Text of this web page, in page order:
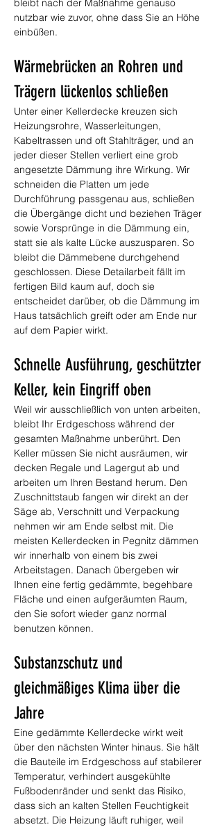
bleibt nach der Maßnahme genauso
nutzbar wie zuvor, ohne dass Sie an Höhe
einbüßen.
Wärmebrücken an Rohren und
Trägern lückenlos schließen
Unter einer Kellerdecke kreuzen sich
Heizungsrohre, Wasserleitungen,
Kabeltrassen und oft Stahlträger, und an
jeder dieser Stellen verliert eine grob
angesetzte Dämmung ihre Wirkung. Wir
schneiden die Platten um jede
Durchführung passgenau aus, schließen
die Übergänge dicht und beziehen Träger
sowie Vorsprünge in die Dämmung ein,
statt sie als kalte Lücke auszusparen. So
bleibt die Dämmebene durchgehend
geschlossen. Diese Detailarbeit fällt im
fertigen Bild kaum auf, doch sie
entscheidet darüber, ob die Dämmung im
Haus tatsächlich greift oder am Ende nur
auf dem Papier wirkt.
Schnelle Ausführung, geschützter
Keller, kein Eingriff oben
Weil wir ausschließlich von unten arbeiten,
bleibt Ihr Erdgeschoss während der
gesamten Maßnahme unberührt. Den
Keller müssen Sie nicht ausräumen, wir
decken Regale und Lagergut ab und
arbeiten um Ihren Bestand herum. Den
Zuschnittstaub fangen wir direkt an der
Säge ab, Verschnitt und Verpackung
nehmen wir am Ende selbst mit. Die
meisten Kellerdecken in Pegnitz dämmen
wir innerhalb von einem bis zwei
Arbeitstagen. Danach übergeben wir
Ihnen eine fertig gedämmte, begehbare
Fläche und einen aufgeräumten Raum,
den Sie sofort wieder ganz normal
benutzen können.
Substanzschutz und
gleichmäßiges Klima über die
Jahre
Eine gedämmte Kellerdecke wirkt weit
über den nächsten Winter hinaus. Sie hält
die Bauteile im Erdgeschoss auf stabilerer
Temperatur, verhindert ausgekühlte
Fußbodenränder und senkt das Risiko,
dass sich an kalten Stellen Feuchtigkeit
absetzt. Die Heizung läuft ruhiger, weil